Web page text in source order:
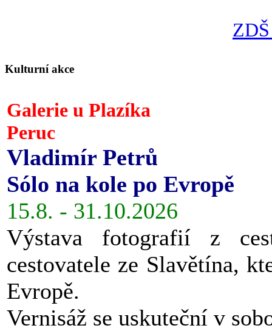
Kulturní akce
Galerie u Plazíka
Peruc
Vladimír Petrů
Sólo na kole po Evropě
15.8. - 31.10.2026
Výstava fotografií z
cestovatele ze Slavětína,
Evropě.
Vernisáž se uskuteční v